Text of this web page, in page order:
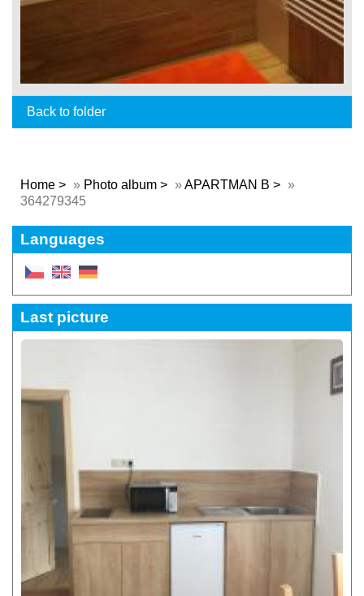
Back to folder
Home » Photo album »APARTMAN B
»
364279345
Languages
Last picture